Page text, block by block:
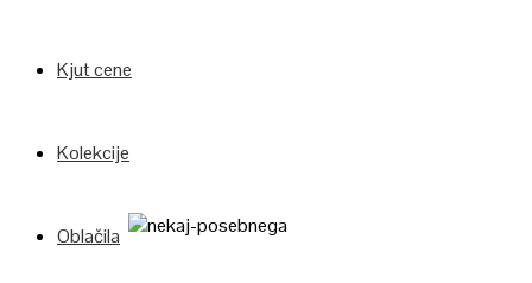
Kjut cene
Kolekcije
Oblačila